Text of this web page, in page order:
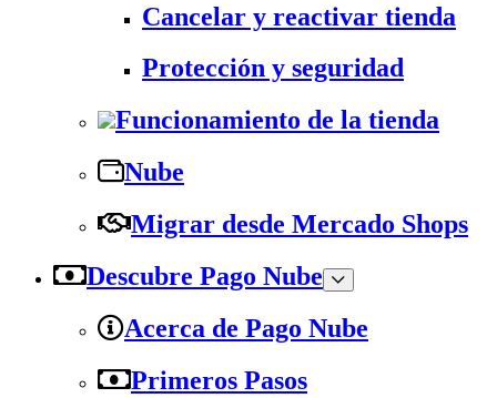
Cancelar y reactivar tienda
Protección y seguridad
Funcionamiento de la tienda
Nube
Migrar desde Mercado Shops
Descubre Pago Nube
Acerca de Pago Nube
Primeros Pasos